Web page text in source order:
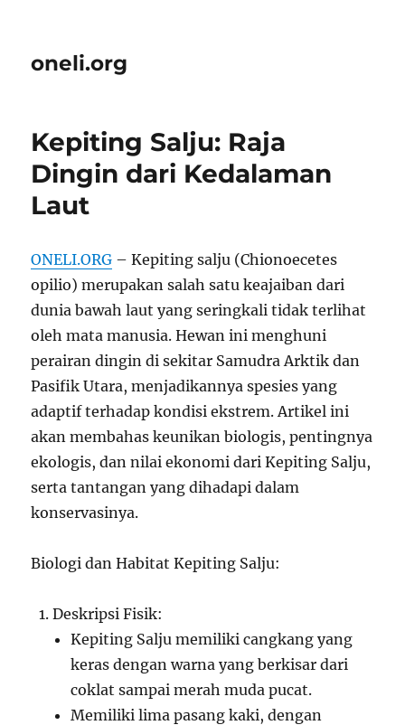
oneli.org
Kepiting Salju: Raja
Dingin dari Kedalaman
Laut
ONELI.ORG – Kepiting salju (Chionoecetes
opilio) merupakan salah satu keajaiban dari
dunia bawah laut yang seringkali tidak terlihat
oleh mata manusia. Hewan ini menghuni
perairan dingin di sekitar Samudra Arktik dan
Pasifik Utara, menjadikannya spesies yang
adaptif terhadap kondisi ekstrem. Artikel ini
akan membahas keunikan biologis, pentingnya
ekologis, dan nilai ekonomi dari Kepiting Salju,
serta tantangan yang dihadapi dalam
konservasinya.
Biologi dan Habitat Kepiting Salju:
Deskripsi Fisik:
Kepiting Salju memiliki cangkang yang
keras dengan warna yang berkisar dari
coklat sampai merah muda pucat.
Memiliki lima pasang kaki, dengan